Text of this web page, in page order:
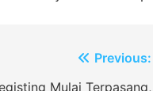
Previous:
Mulai Terpasang,